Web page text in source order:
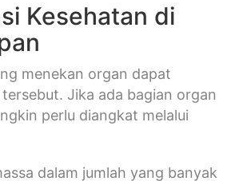
Kesehatan di
menekan organ dapat
Jika ada bagian organ
perlu diangkat melalui
dalam jumlah yang banyak